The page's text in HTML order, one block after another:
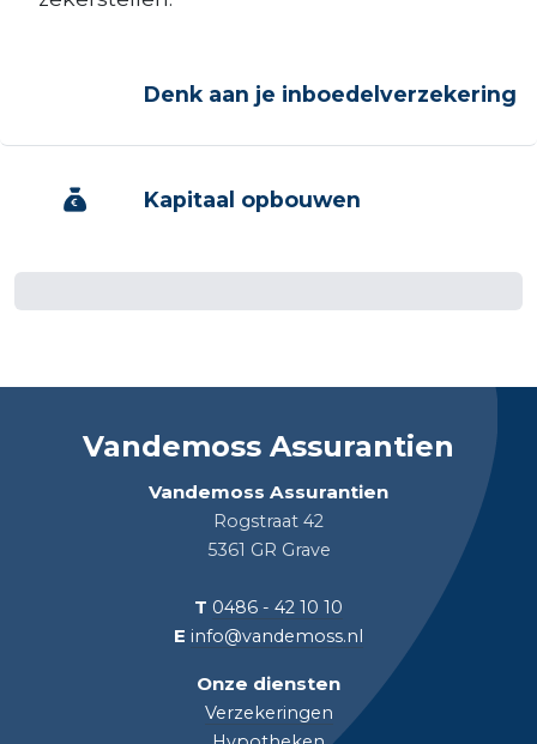
Denk aan je inboedelverzekering
Kapitaal opbouwen
Vandemoss Assurantien
Vandemoss Assurantien
Rogstraat 42
5361 GR Grave
T 0486 - 42 10 10
E info@vandemoss.nl
Onze diensten
Verzekeringen